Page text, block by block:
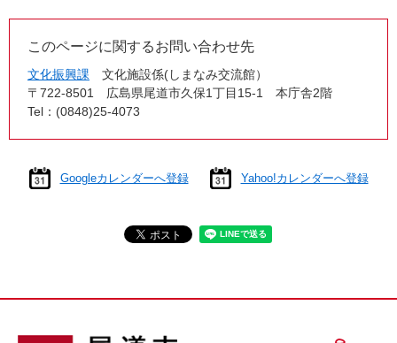
このページに関するお問い合わせ先
文化振興課
文化施設係(しまなみ交流館）
〒722-8501
広島県尾道市久保1丁目15-1 本庁舎2階
Tel：(0848)25-4073
Googleカレンダーへ登録 Yahoo!カレンダーへ登録